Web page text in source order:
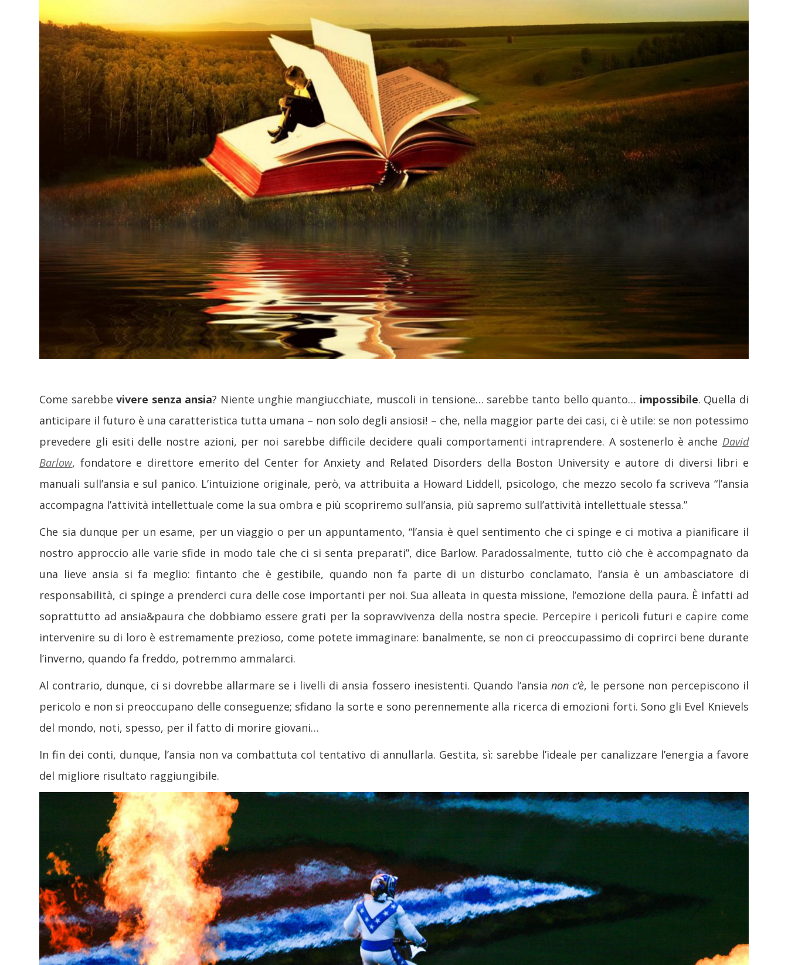
Come sarebbevivere senza ansia? Niente unghie mangiucchiate, muscoli in tensione… sarebbe tanto bello quanto… impossibile. Quella di
anticipare il futuro è una caratteristica tutta umana – non solo degli ansiosi! – che, nella maggior parte dei casi, ci è utile: se non potessimo
prevedere gli esiti delle nostre azioni, per noi sarebbe difficile decidere quali comportamenti intraprendere. A sostenerlo è anche David
Barlow, fondatore e direttore emerito del Center for Anxiety and Related Disorders della Boston University e autore di diversi libri e
manuali sull’ansia e sul panico. L’intuizione originale, però, va attribuita a Howard Liddell, psicologo, che mezzo secolo fa scriveva “l’ansia
accompagna l’attività intellettuale come la sua ombra e più scopriremo sull’ansia, più sapremo sull’attività intellettuale stessa.”
Che sia dunque per un esame, per un viaggio o per un appuntamento, “l’ansia è quel sentimento che ci spinge e ci motiva a pianificare il
nostro approccio alle varie sfide in modo tale che ci si senta preparati”, dice Barlow. Paradossalmente, tutto ciò che è accompagnato da
una lieve ansia si fa meglio: fintanto che è gestibile, quando non fa parte di un disturbo conclamato, l’ansia è un ambasciatore di
responsabilità, ci spinge a prenderci cura delle cose importanti per noi. Sua alleata in questa missione, l’emozione della paura. È infatti ad
soprattutto ad ansia&paura che dobbiamo essere grati per la sopravvivenza della nostra specie. Percepire i pericoli futuri e capire come
intervenire su di loro è estremamente prezioso, come potete immaginare: banalmente, se non ci preoccupassimo di coprirci bene durante
l’inverno, quando fa freddo, potremmo ammalarci.
Al contrario, dunque, ci si dovrebbe allarmare se i livelli di ansia fossero inesistenti. Quando l’ansia non c’è, le persone non percepiscono il
pericolo e non si preoccupano delle conseguenze; sfidano la sorte e sono perennemente alla ricerca di emozioni forti. Sono gli Evel Knievels
del mondo, noti, spesso, per il fatto di morire giovani…
In fin dei conti, dunque, l’ansia non va combattuta col tentativo di annullarla. Gestita, sì: sarebbe l’ideale per canalizzare l’energia a favore
del migliore risultato raggiungibile.